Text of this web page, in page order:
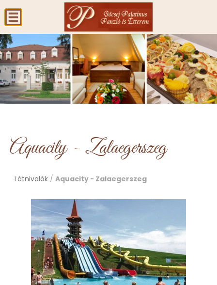
Aquacity - Zalaegerszeg
Látnivalók / Aquacity - Zalaegerszeg